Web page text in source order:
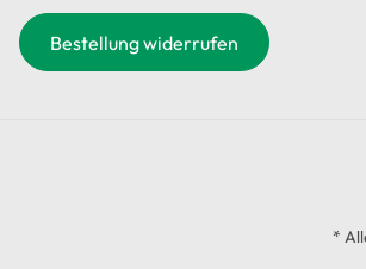
Bestellung widerrufen
*